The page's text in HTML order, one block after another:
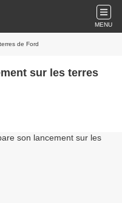
MENU
de Ford
sur les terres